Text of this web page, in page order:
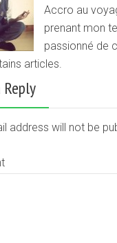
Accro au
prenant mon
passionné de
articles.
Reply
address will not be